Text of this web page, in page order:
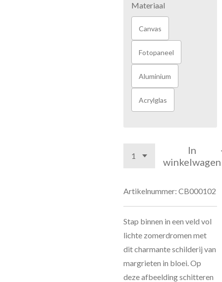
Materiaal
Canvas
Fotopaneel
Aluminium
Acrylglas
In
winkelwagen
Artikelnummer: CB000102
Stap binnen in een veld vol
lichte zomerdromen met
dit charmante schilderij van
margrieten in bloei. Op
deze afbeelding schitteren